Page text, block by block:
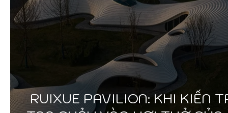
RUIXUE PAVILION: KHI KIẾN